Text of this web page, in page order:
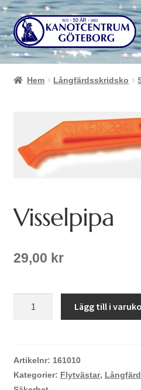
Hoppa
till
navigering
Hoppa
till
innehåll
Hem Långfärdsskridsko
Visselpipa
29,00 kr
Lägg till i
Artikelnr: 161010
Kategorier: Flytvästar,